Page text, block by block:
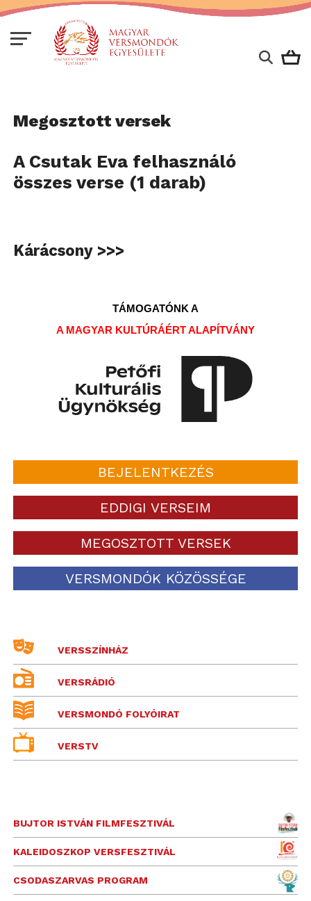
Megosztott versek
A Csutak Eva felhasználó
összes verse (1 darab)
Kárácsony >>>
TÁMOGATÓNK A
A MAGYAR KULTÚRÁÉRT ALAPÍTVÁNY
BEJELENTKEZÉS
EDDIGI VERSEIM
MEGOSZTOTT VERSEK
VERSMONDÓK KÖZÖSSÉGE
VERSSZÍNHÁZ
VERSRÁDIÓ
VERSMONDÓ FOLYÓIRAT
VERSTV
BUJTOR ISTVÁN FILMFESZTIVÁL
KALEIDOSZKOP VERSFESZTIVÁL
CSODASZARVAS PROGRAM